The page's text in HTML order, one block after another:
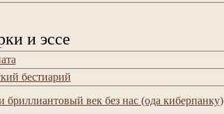
и эссе
бестиарий
бриллиантовый век без нас (ода киберпанку)